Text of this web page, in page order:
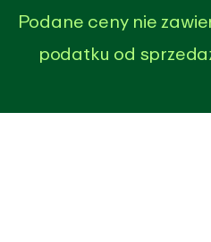
Podane ceny nie
podatku od